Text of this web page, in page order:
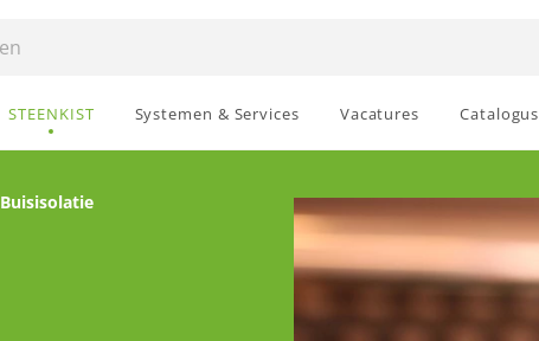
STEENKIST Systemen & Services Vacatures Catalogus
Buisisolatie